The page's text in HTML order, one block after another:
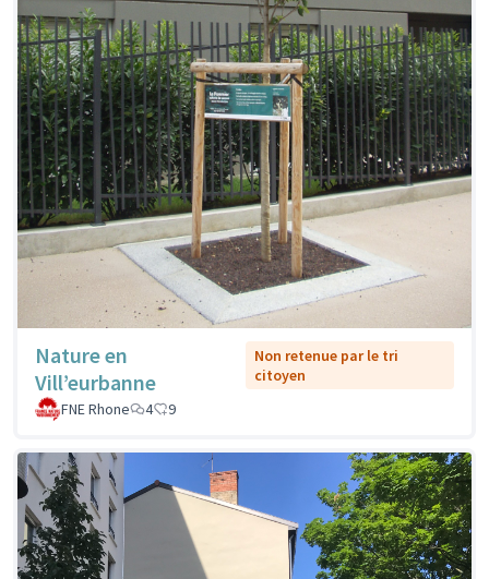
Nature en
Vill’eurbanne
Non retenue par le tri
citoyen
FNE Rhone
4 9